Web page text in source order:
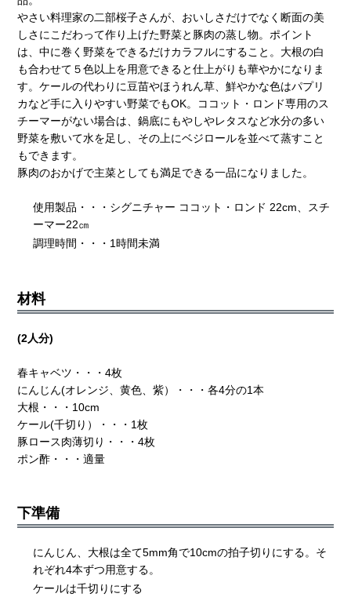
やさい料理家の二部桜子さんが、おいしさだけでなく断面の美
しさにこだわって作り上げた野菜と豚肉の蒸し物。ポイント
は、中に巻く野菜をできるだけカラフルにすること。大根の白
も合わせて５色以上を用意できると仕上がりも華やかになりま
す。ケールの代わりに豆苗やほうれん草、鮮やかな色はパプリ
カなど手に入りやすい野菜でもOK。ココット・ロンド専用のス
チーマーがない場合は、鍋底にもやしやレタスなど水分の多い
野菜を敷いて水を足し、その上にベジロールを並べて蒸すこと
もできます。
豚肉のおかげで主菜としても満足できる一品になりました。
使用製品・・・シグニチャー ココット・ロンド 22cm、スチ
ーマー22㎝
調理時間・・・1時間未満
材料
(2人分)
春キャベツ・・・4枚
にんじん(オレンジ、黄色、紫）・・・各4分の1本
大根・・・10cm
ケール(千切り）・・・1枚
豚ロース肉薄切り・・・4枚
ポン酢・・・適量
下準備
にんじん、大根は全て5mm角で10cmの拍子切りにする。そ
れぞれ4本ずつ用意する。
ケールは千切りにする